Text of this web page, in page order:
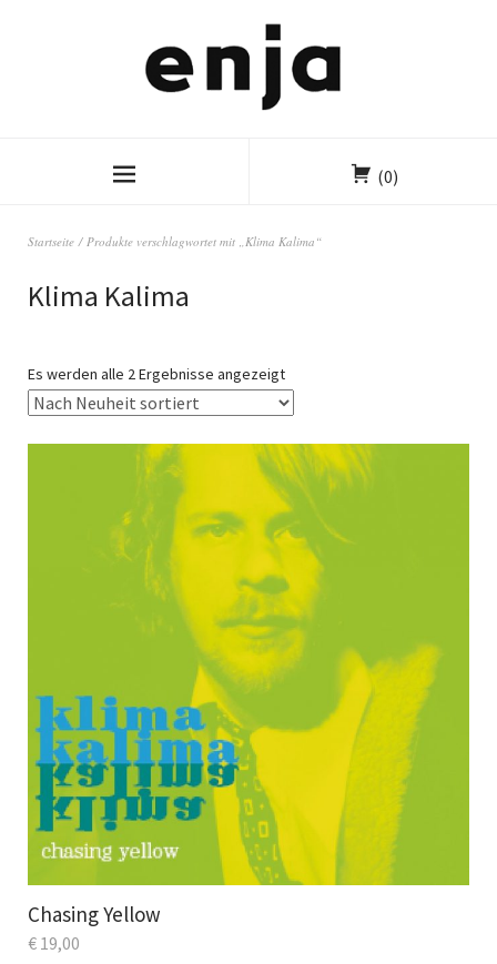
(0)
Startseite / Produkte verschlagwortet mit „Klima Kalima“
Klima Kalima
Es werden alle 2 Ergebnisse angezeigt
Chasing Yellow
€ 19,00